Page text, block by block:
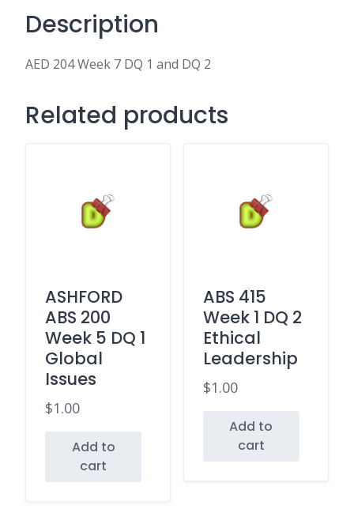
Description
AED 204 Week 7 DQ 1 and DQ 2
Related products
ASHFORD
ABS 200
Week 5 DQ 1
Global
Issues
$1.00
Add to
cart
ABS 415
Week 1 DQ 2
Ethical
Leadership
$1.00
Add to
cart